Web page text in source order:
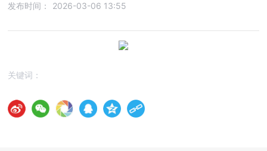
发布时间： 2026-03-06 13:55
关键词：